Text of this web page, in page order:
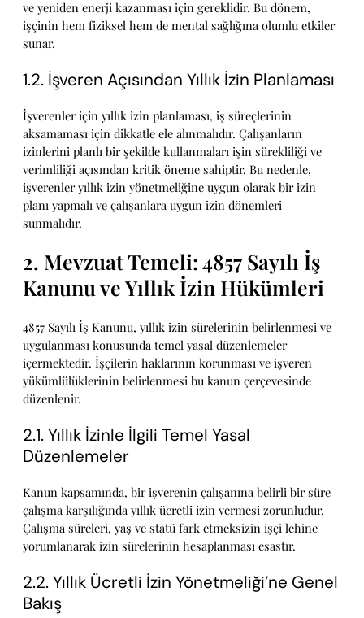
ve yeniden enerji kazanması için gereklidir. Bu dönem,
işçinin hem fiziksel hem de mental sağlığına olumlu etkiler
sunar.
1.2. İşveren Açısından Yıllık İzin Planlaması
İşverenler için yıllık izin planlaması, iş süreçlerinin
aksamaması için dikkatle ele alınmalıdır. Çalışanların
izinlerini planlı bir şekilde kullanmaları işin sürekliliği ve
verimliliği açısından kritik öneme sahiptir. Bu nedenle,
işverenler yıllık izin yönetmeliğine uygun olarak bir izin
planı yapmalı ve çalışanlara uygun izin dönemleri
sunmalıdır.
2. Mevzuat Temeli: 4857 Sayılı İş
Kanunu ve Yıllık İzin Hükümleri
4857 Sayılı İş Kanunu, yıllık izin sürelerinin belirlenmesi ve
uygulanması konusunda temel yasal düzenlemeler
içermektedir. İşçilerin haklarının korunması ve işveren
yükümlülüklerinin belirlenmesi bu kanun çerçevesinde
düzenlenir.
2.1. Yıllık İzinle İlgili Temel Yasal
Düzenlemeler
Kanun kapsamında, bir işverenin çalışanına belirli bir süre
çalışma karşılığında yıllık ücretli izin vermesi zorunludur.
Çalışma süreleri, yaş ve statü fark etmeksizin işçi lehine
yorumlanarak izin sürelerinin hesaplanması esastır.
2.2. Yıllık Ücretli İzin Yönetmeliği’ne Genel
Bakış